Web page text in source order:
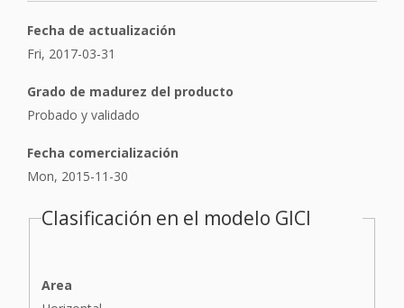
Fecha de actualización
Fri, 2017-03-31
Grado de madurez del producto
Probado y validado
Fecha comercialización
Mon, 2015-11-30
Clasificación en el modelo GICI
Area